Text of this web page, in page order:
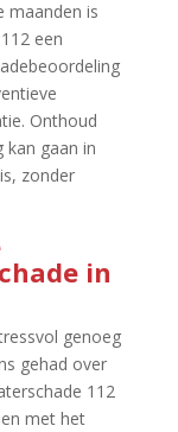
maanden is
een
Onthoud
kan gaan in
zonder
in
genoeg
gehad over
112
met het